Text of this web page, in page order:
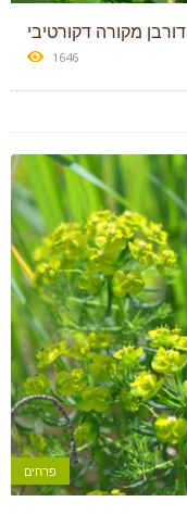
דורבן מקורה דקורטיבי
1646
פרחים